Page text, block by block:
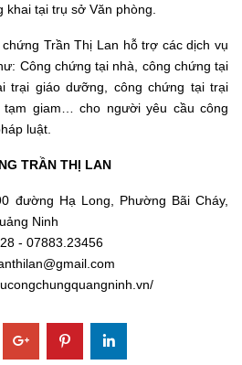
tại trụ sở Văn phòng.
Trần Thị Lan hỗ trợ các dịch vụ
Công chứng tại nhà, công chứng tại
trại giáo dưỡng, công chứng tại trại
tạm giam… cho người yêu cầu công
luật.
TRẦN THỊ LAN
đường Hạ Long, Phường Bãi Cháy,
Ninh
- 07883.23456